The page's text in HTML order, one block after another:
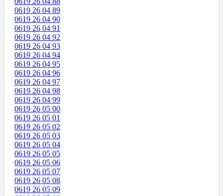
0619 26 04 89
0619 26 04 90
0619 26 04 91
0619 26 04 92
0619 26 04 93
0619 26 04 94
0619 26 04 95
0619 26 04 96
0619 26 04 97
0619 26 04 98
0619 26 04 99
0619 26 05 00
0619 26 05 01
0619 26 05 02
0619 26 05 03
0619 26 05 04
0619 26 05 05
0619 26 05 06
0619 26 05 07
0619 26 05 08
0619 26 05 09